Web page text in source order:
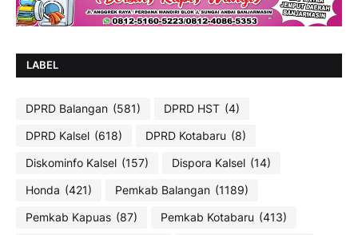
LABEL
DPRD Balangan (581) DPRD HST (4)
DPRD Kalsel (618) DPRD Kotabaru (8)
Diskominfo Kalsel (157) Dispora Kalsel (14)
Honda (421) Pemkab Balangan (1189)
Pemkab Kapuas (87) Pemkab Kotabaru (413)